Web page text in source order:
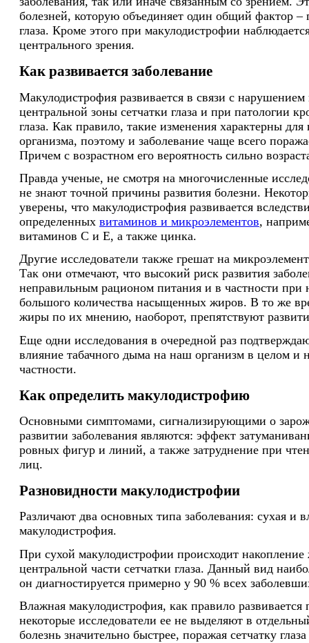
болезней, которую объединяет один общий фактор –
глаза. Кроме этого при макулодистрофии
центрального зрения.
Как развивается заболевание
Макулодистрофия развивается в связи с нарушением
центральной зоны сетчатки глаза и при патологии
глаза. Как правило, такие изменения характерны для
организма, поэтому и заболевание чаще всего
Причем с возрастном его вероятность сильно
Правда ученые, не смотря на многочисленные
не знают точной причины развития болезни.
уверены, что макулодистрофия развивается
определенных витаминов и микроэлементов,
витаминов С и Е, а также цинка.
Другие исследователи также грешат на
Так они отмечают, что высокий риск развития
неправильным рационом питания и в частности при
большого количества насыщенных жиров. В то же
жиры по их мнению, наоборот, препятствуют
Еще одни исследования в очередной раз
влияние табачного дыма на наш организм в целом и
частности.
Как определить макулодистрофию
Основными симптомами, сигнализирующими о
развитии заболевания являются: эффект
ровных фигур и линий, а также затруднение при
лиц.
Разновидности макулодистрофии
Различают два основных типа заболевания: сухая и
макулодистрофия.
При сухой макулодистрофии происходит накопление
центральной части сетчатки глаза. Данный вид
он диагностируется примерно у 90 % всех
Влажная макулодистрофия, как правило развивается
некоторые исследователи ее не выделяют в
болезнь значительно быстрее, поражая сетчатку